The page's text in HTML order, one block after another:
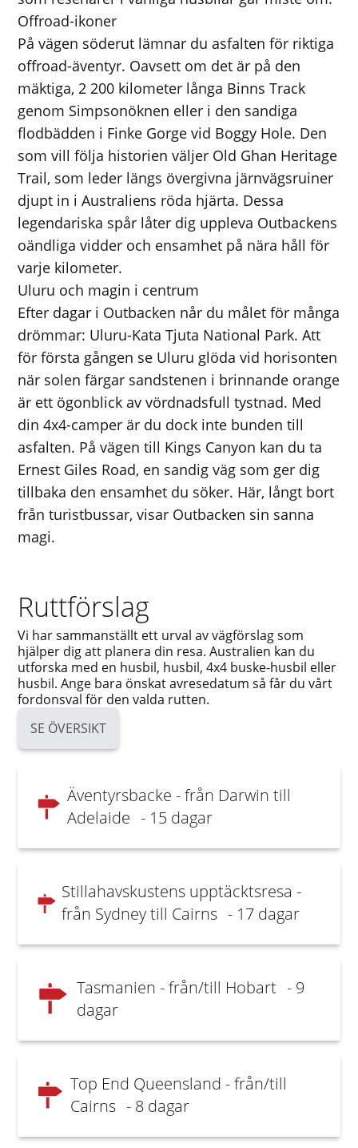
Offroad-ikoner
På vägen söderut lämnar du asfalten för riktiga
offroad-äventyr. Oavsett om det är på den
mäktiga, 2 200 kilometer långa Binns Track
genom Simpsonöknen eller i den sandiga
flodbädden i Finke Gorge vid Boggy Hole. Den
som vill följa historien väljer Old Ghan Heritage
Trail, som leder längs övergivna järnvägsruiner
djupt in i Australiens röda hjärta. Dessa
legendariska spår låter dig uppleva Outbackens
oändliga vidder och ensamhet på nära håll för
varje kilometer.
Uluru och magin i centrum
Efter dagar i Outbacken når du målet för många
drömmar: Uluru-Kata Tjuta National Park. Att
för första gången se Uluru glöda vid horisonten
när solen färgar sandstenen i brinnande orange
är ett ögonblick av vördnadsfull tystnad. Med
din 4x4-camper är du dock inte bunden till
asfalten. På vägen till Kings Canyon kan du ta
Ernest Giles Road, en sandig väg som ger dig
tillbaka den ensamhet du söker. Här, långt bort
från turistbussar, visar Outbacken sin sanna
magi.
Ruttförslag
Vi har sammanställt ett urval av vägförslag som
hjälper dig att planera din resa. Australien kan du
utforska med en husbil, husbil, 4x4 buske-husbil eller
husbil. Ange bara önskat avresedatum så får du vårt
fordonsval för den valda rutten.
SE ÖVERSIKT
Äventyrsbacke - från Darwin till
Adelaide - 15 dagar
Stillahavskustens upptäcktsresa -
från Sydney till Cairns - 17 dagar
Tasmanien - från/till Hobart - 9
dagar
Top End Queensland - från/till
Cairns - 8 dagar